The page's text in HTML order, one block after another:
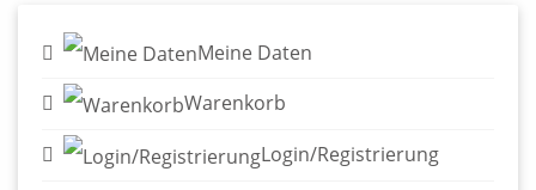
Meine Daten
Warenkorb
Login/Registrierung